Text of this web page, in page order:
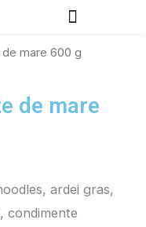
mare 600 g
de mare
ardei gras,
condimente